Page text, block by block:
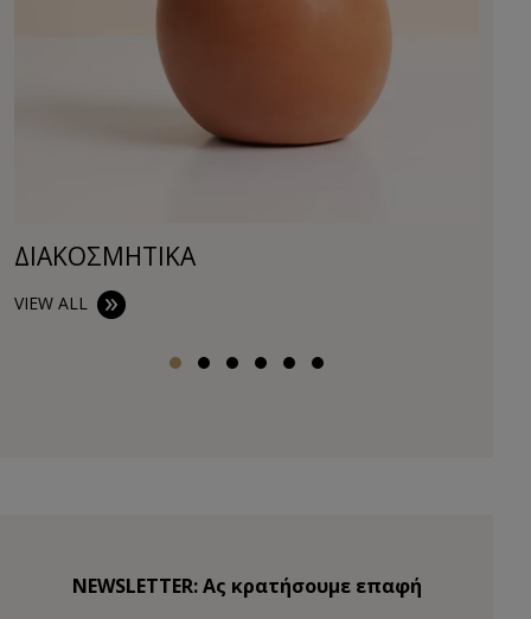
ΔΙΑΚΟΣΜΗΤΙΚA
VIEW ALL
NEWSLETTER: Ας κρατήσουμε επαφή